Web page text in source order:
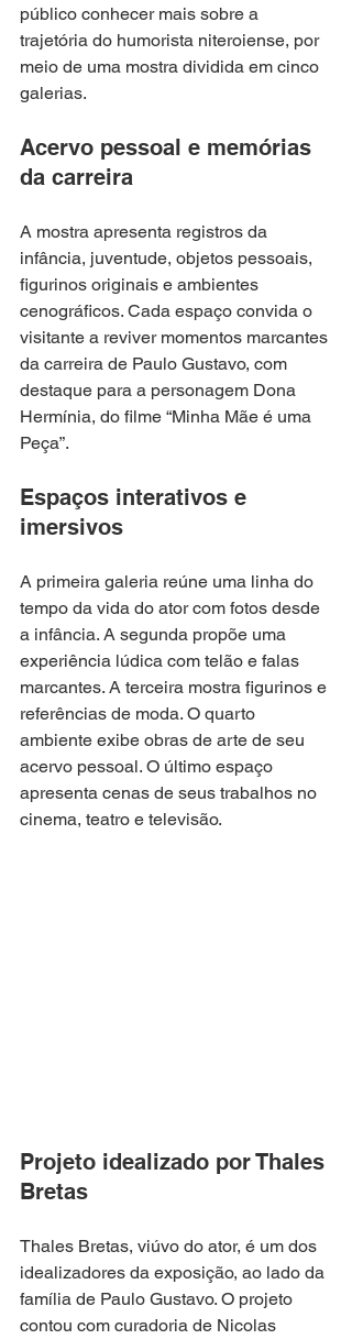
público conhecer mais sobre a
trajetória do humorista niteroiense, por
meio de uma mostra dividida em cinco
galerias.
Acervo pessoal e memórias
da carreira
A mostra apresenta registros da
infância, juventude, objetos pessoais,
figurinos originais e ambientes
cenográficos. Cada espaço convida o
visitante a reviver momentos marcantes
da carreira de Paulo Gustavo, com
destaque para a personagem Dona
Hermínia, do filme “Minha Mãe é uma
Peça”.
Espaços interativos e
imersivos
A primeira galeria reúne uma linha do
tempo da vida do ator com fotos desde
a infância. A segunda propõe uma
experiência lúdica com telão e falas
marcantes. A terceira mostra figurinos e
referências de moda. O quarto
ambiente exibe obras de arte de seu
acervo pessoal. O último espaço
apresenta cenas de seus trabalhos no
cinema, teatro e televisão.
Projeto idealizado por Thales
Bretas
Thales Bretas, viúvo do ator, é um dos
idealizadores da exposição, ao lado da
família de Paulo Gustavo. O projeto
contou com curadoria de Nicolas